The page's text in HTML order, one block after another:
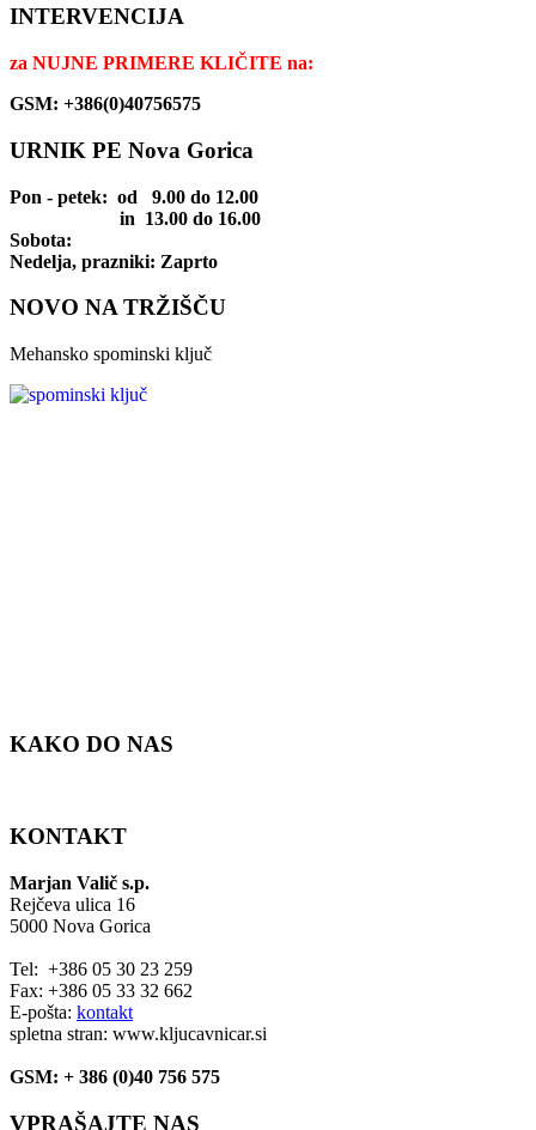
INTERVENCIJA
za NUJNE PRIMERE KLIČITE na:
GSM: +386(0)40756575
URNIK PE Nova Gorica
Pon - petek: od 9.00 do 12.00
in 13.00 do 16.00
Sobota:
Nedelja, prazniki: Zaprto
NOVO NA TRŽIŠČU
Mehansko spominski ključ
KAKO DO NAS
KONTAKT
Marjan Valič s.p.
Rejčeva ulica 16
5000 Nova Gorica
Tel: +386 05 30 23 259
Fax: +386 05 33 32 662
E-pošta: kontakt
spletna stran: www.kljucavnicar.si
GSM: + 386 (0)40 756 575
VPRAŠAJTE NAS